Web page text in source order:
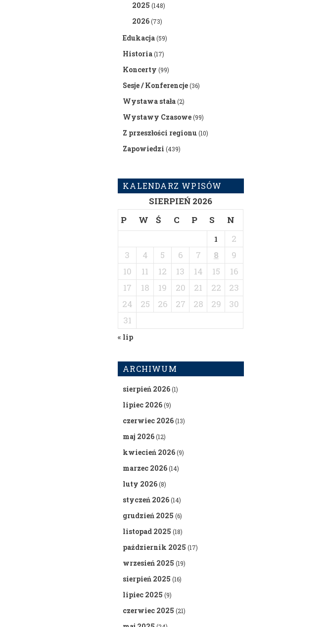
2025 (148)
2026(73)
Edukacja(59)
Historia(17)
Koncerty (99)
Sesje / Konferencje(36)
Wystawa stała(2)
Wystawy Czasowe(99)
Z przeszłości regionu(10)
Zapowiedzi (439)
KALENDARZ WPISÓW
SIERPIEŃ 2026
P
W Ś C P S N
1
2
3
4 5 6 7 8
9
10
11 12 13 14 15
16
17
18 19 20 21 22
23
24
25 26 27 28 29
30
31
« lip
ARCHIWUM
sierpień 2026(1)
lipiec 2026(9)
czerwiec 2026(13)
maj 2026(12)
kwiecień 2026(9)
marzec 2026(14)
luty 2026(8)
styczeń 2026(14)
grudzień 2025 (6)
listopad 2025 (18)
październik 2025 (17)
wrzesień 2025 (19)
sierpień 2025 (16)
lipiec 2025 (9)
czerwiec 2025 (21)